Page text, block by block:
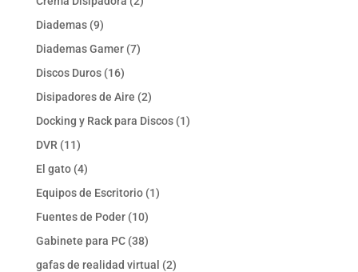
Diademas 99
productos
Diademas Gamer 77
Discos Duros 1616
productos
Disipadores de Aire 22
productos
Docking y Rack para Discos 11
DVR 1111
productos
El gato 44
productos
Equipos de Escritorio 11
Fuentes de Poder 1010
productos
Gabinete para PC 3838
productos
gafas de realidad virtual 22